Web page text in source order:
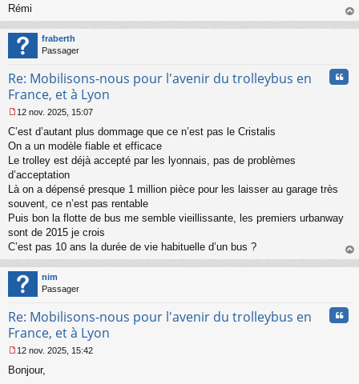
Rémi
au
fraberth
Passager
Re: Mobilisons-nous pour l'avenir du trolleybus en
France, et à Lyon
e
s
s
g
e
n
o
n
u
12 nov. 2025, 15:07
C’est d’autant plus dommage que ce n’est pas le Cristalis
On a un modèle fiable et efficace
Le trolley est déjà accepté par les lyonnais, pas de problèmes
d’acceptation
Là on a dépensé presque 1 million pièce pour les laisser au garage très
souvent, ce n’est pas rentable
Puis bon la flotte de bus me semble vieillissante, les premiers urbanway
sont de 2015 je crois
C’est pas 10 ans la durée de vie habituelle d’un bus ?
au
nim
Passager
Re: Mobilisons-nous pour l'avenir du trolleybus en
France, et à Lyon
e
12 nov. 2025, 15:42
Bonjour,